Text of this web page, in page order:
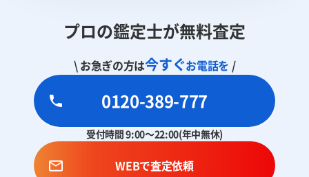
プロの鑑定士が無料査定
\ お急ぎの方は今すぐお電話を /
0120-389-777
受付時間 9:00～22:00(年中無休)
WEBで査定依頼